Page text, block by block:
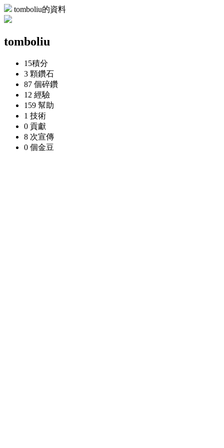
tomboliu的資料
tomboliu
15積分
3 顆鑽石
87 個碎鑽
12 經驗
159 幫助
1 技術
0 貢獻
8 次宣傳
0 個金豆